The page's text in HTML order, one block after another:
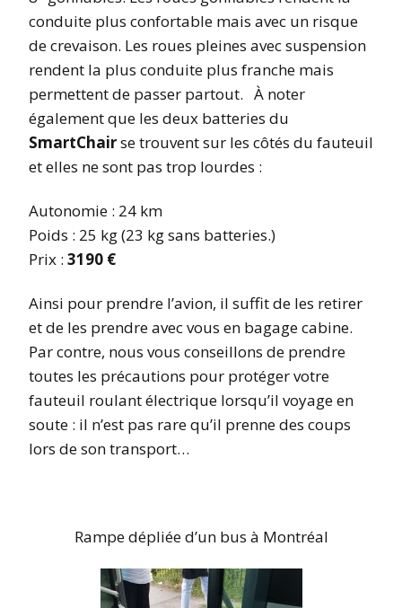
conduite plus confortable mais avec un risque
de crevaison. Les roues pleines avec suspension
rendent la plus conduite plus franche mais
permettent de passer partout. À noter
également que les deux batteries du
SmartChairse trouvent sur les côtés du fauteuil
et elles ne sont pas trop lourdes :
Autonomie : 24 km
Poids : 25 kg (23 kg sans batteries.)
Prix : 3190 €
Ainsi pour prendre l’avion, il suffit de les retirer
et de les prendre avec vous en bagage cabine.
Par contre, nous vous conseillons de prendre
toutes les précautions pour protéger votre
fauteuil roulant électrique lorsqu’il voyage en
soute : il n’est pas rare qu’il prenne des coups
lors de son transport…
Rampe dépliée d’un bus à Montréal